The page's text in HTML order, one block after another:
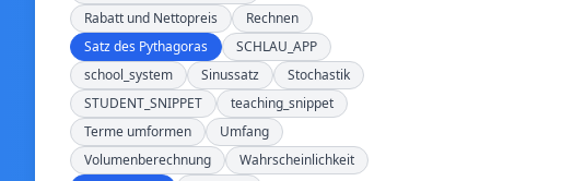
Rabatt und Nettopreis
Rechnen
Satz des Pythagoras
SCHLAU_APP
school_system
Sinussatz
Stochastik
STUDENT_SNIPPET
teaching_snippet
Terme umformen
Umfang
Volumenberechnung
Wahrscheinlichkeit